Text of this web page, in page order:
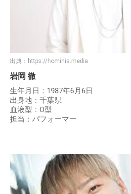
出典： https://hominis.media
岩岡 徹
生年月日：1987年6月6日
出身地：千葉県
血液型：O型
担当：パフォーマー